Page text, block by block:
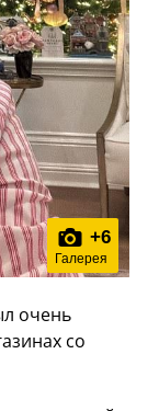
+6
Галерея
очень
со